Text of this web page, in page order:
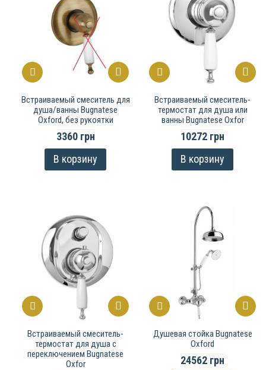
Встраиваемый смеситель для
душа/ванны Bugnatese
Oxford, без рукоятки
3360 грн
В корзину
Встраиваемый смеситель-
термостат для душа или
ванны Bugnatese Oxfor
10272 грн
В корзину
Встраиваемый смеситель-
термостат для душа с
переключением Bugnatese
Oxfor
Душевая стойка Bugnatese
Oxford
24562 грн